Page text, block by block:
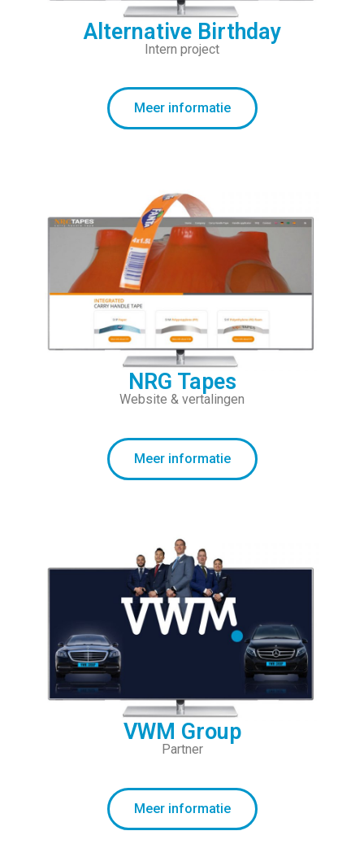
Alternative Birthday
Intern project
Meer informatie
NRG Tapes
Website & vertalingen
Meer informatie
VWM Group
Partner
Meer informatie